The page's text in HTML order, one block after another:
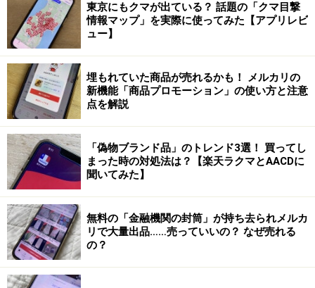
東京にもクマが出ている？ 話題の「クマ目撃
情報マップ」を実際に使ってみた【アプリレビ
ュー】
埋もれていた商品が売れるかも！ メルカリの
新機能「商品プロモーション」の使い方と注意
点を解説
「偽物ブランド品」のトレンド3選！ 買ってし
まった時の対処法は？【楽天ラクマとAACDに
聞いてみた】
無料の「金融機関の封筒」が持ち去られメルカ
リで大量出品……売っていいの？ なぜ売れる
の？